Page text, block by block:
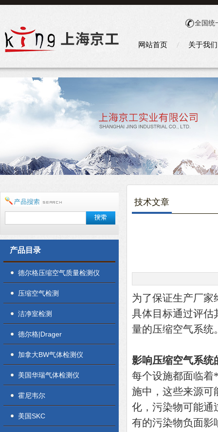
全国统
网站首页 关于我们
产品目录
德尔格压缩空气质量检测仪
压缩空气检测
洁净室检测
德尔格|Drager
加拿大BW气体检测仪
美国华瑞气体检测仪
霍尼韦尔
美国SKC
技术文章
为了保证生产厂家
具体目标通过评估
量的压缩空气系统
影响压缩空气系统
每个设施都面临着
施中，这些来源可
化，污染物可能通
有的污染物负面影